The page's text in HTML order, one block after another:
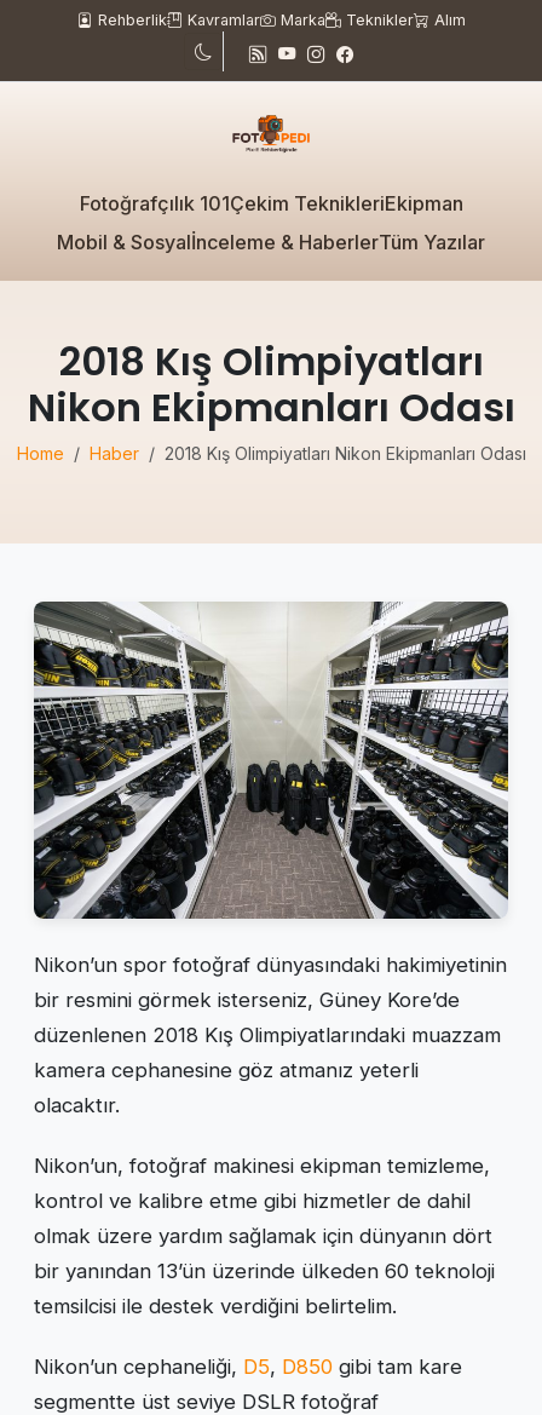
Rehberlik Kavramlar Marka Teknikler Alım
Fotoğrafçılık 101Çekim TeknikleriEkipman
Mobil & Sosyalİnceleme & HaberlerTüm Yazılar
2018 Kış Olimpiyatları
Nikon Ekipmanları Odası
Home Haber 2018 Kış Olimpiyatları Nikon Ekipmanları Odası
Nikon’un spor fotoğraf dünyasındaki hakimiyetinin
bir resmini görmek isterseniz, Güney Kore’de
düzenlenen 2018 Kış Olimpiyatlarındaki muazzam
kamera cephanesine göz atmanız yeterli
olacaktır.
Nikon’un, fotoğraf makinesi ekipman temizleme,
kontrol ve kalibre etme gibi hizmetler de dahil
olmak üzere yardım sağlamak için dünyanın dört
bir yanından 13’ün üzerinde ülkeden 60 teknoloji
temsilcisi ile destek verdiğini belirtelim.
Nikon’un cephaneliği, D5, D850 gibi tam kare
segmentte üst seviye DSLR fotoğraf